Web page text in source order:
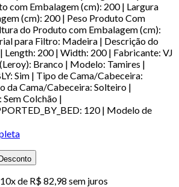
com Embalagem (cm): 200 | Largura
(cm): 200 | Peso Produto Com
do Produto com Embalagem (cm):
para Filtro: Madeira | Descrição do
Length: 200 | Width: 200 | Fabricante: VJ
Branco | Modelo: Tamires |
Sim | Tipo de Cama/Cabeceira:
da Cama/Cabeceira: Solteiro |
Colchão |
120 | Modelo de
Desconto
10x de R$ 82,98 sem juros